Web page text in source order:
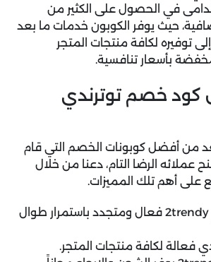
في الحصول على الكثير من
حيث يوفر الكوبون خدمات ما بعد
إلى توفيره لكافة منتجات المتجر
بأسعار تنافسية.
كود خصم توترندي
من أفضل كوبونات الخصم التي قام
عملائه الرضا التام، دعنا من خلال
على أهم تلك المميزات.
كوبون خصم 2trendy فعال ومتجدد باستمرار طوال
فعالة لكافة منتجات المتجر.